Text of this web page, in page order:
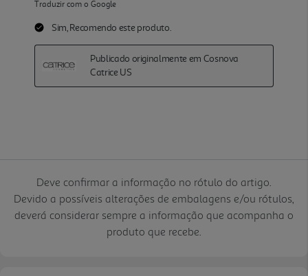
Deve confirmar a informação no rótulo do artigo.
Devido a possíveis alterações de embalagens e/ou rótulos,
deverá considerar sempre a informação que acompanha o
produto que recebe.